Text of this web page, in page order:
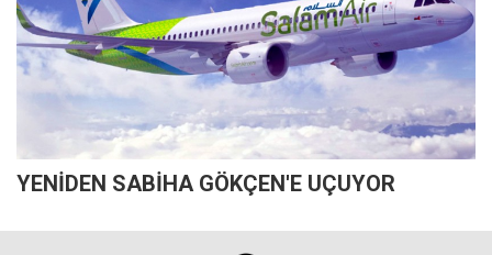
YENİDEN SABİHA GÖKÇEN'E UÇUYOR